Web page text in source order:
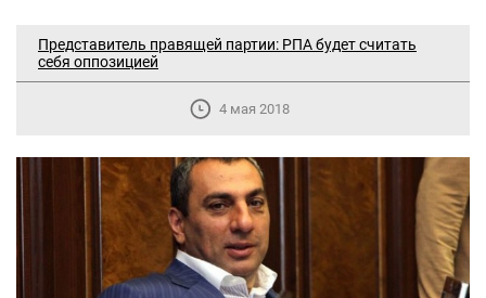
Представитель правящей партии: РПА будет считать
себя оппозицией
4 мая 2018